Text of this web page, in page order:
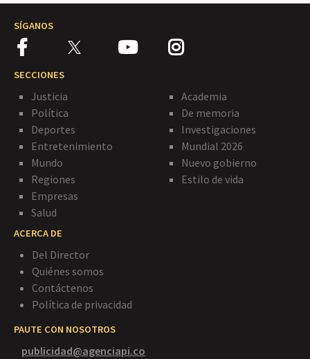
SÍGANOS
SECCIONES
Justicia
Política
Deportes
Entretenimiento
Mundo
Regiones
Empresas
Salud
Academia
De memoria
Investigaciones
Mundial 2026
Nuevo gobierno
Estilo de vida
ACERCA DE
Del Director
Quiénes somos
Contáctenos
Política de privacidad
PAUTE CON NOSOTROS
publicidad@agenciapi.co